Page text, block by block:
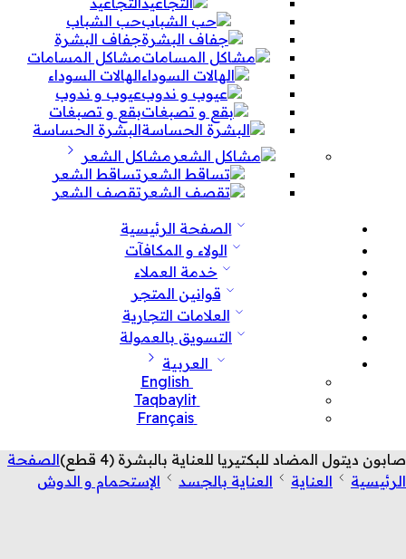
حب الشباب
جفاف البشرة
مشاكل المسامات
الهالات السوداء
عيوب و ندوب
بقع و تصبغات
البشرة الحساسة
مشاكل الشعر
تساقط الشعر
تقصف الشعر
الصفحة الرئيسية
الولاء و المكافآت
خدمة العملاء
قوانين المتجر
العلامات التجارية
التسويق بالعمولة
العربية
English
Taqbaylit
Français
صابون ديتول المضاد للبكتيريا للعناية بالبشرة (4 قطع)
الصفحة
الرئيسية
العناية العناية بالجسد الإستحمام و الدوش